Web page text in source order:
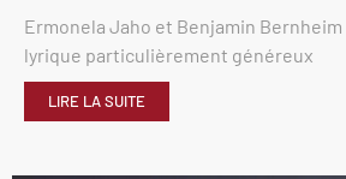
Ermonela Jaho et Benjamin
lyrique particulièrement généreux
LIRE LA SUITE